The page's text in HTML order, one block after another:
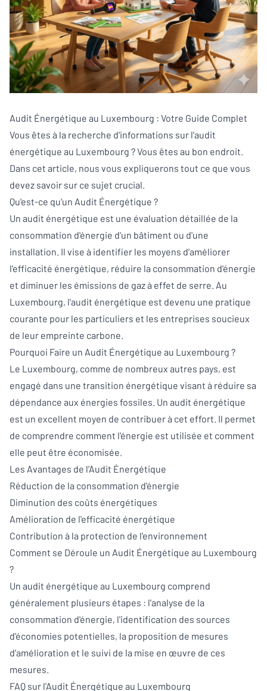
Audit Énergétique au Luxembourg : Votre Guide Complet
Vous êtes à la recherche d'informations sur l'audit
énergétique au Luxembourg ? Vous êtes au bon endroit.
Dans cet article, nous vous expliquerons tout ce que vous
devez savoir sur ce sujet crucial.
Qu'est-ce qu'un Audit Énergétique ?
Un audit énergétique est une évaluation détaillée de la
consommation d'énergie d'un bâtiment ou d'une
installation. Il vise à identifier les moyens d'améliorer
l'efficacité énergétique, réduire la consommation d'énergie
et diminuer les émissions de gaz à effet de serre. Au
Luxembourg, l'audit énergétique est devenu une pratique
courante pour les particuliers et les entreprises soucieux
de leur empreinte carbone.
Pourquoi Faire un Audit Énergétique au Luxembourg ?
Le Luxembourg, comme de nombreux autres pays, est
engagé dans une transition énergétique visant à réduire sa
dépendance aux énergies fossiles. Un audit énergétique
est un excellent moyen de contribuer à cet effort. Il permet
de comprendre comment l'énergie est utilisée et comment
elle peut être économisée.
Les Avantages de l'Audit Énergétique
Réduction de la consommation d'énergie
Diminution des coûts énergétiques
Amélioration de l'efficacité énergétique
Contribution à la protection de l'environnement
Comment se Déroule un Audit Énergétique au Luxembourg
?
Un audit énergétique au Luxembourg comprend
généralement plusieurs étapes : l'analyse de la
consommation d'énergie, l'identification des sources
d'économies potentielles, la proposition de mesures
d'amélioration et le suivi de la mise en œuvre de ces
mesures.
FAQ sur l'Audit Énergétique au Luxembourg